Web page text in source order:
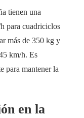
tienen una
para cuadriciclos
más de 350 kg y
km/h. Es
para mantener la
en la